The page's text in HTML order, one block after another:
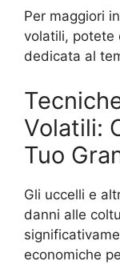
Per maggiori
volatili, potete
dedicata al
Volatili:
Tuo
Gli uccelli e
danni alle
economiche